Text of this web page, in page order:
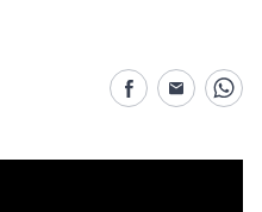
Partage désactivé
Partage